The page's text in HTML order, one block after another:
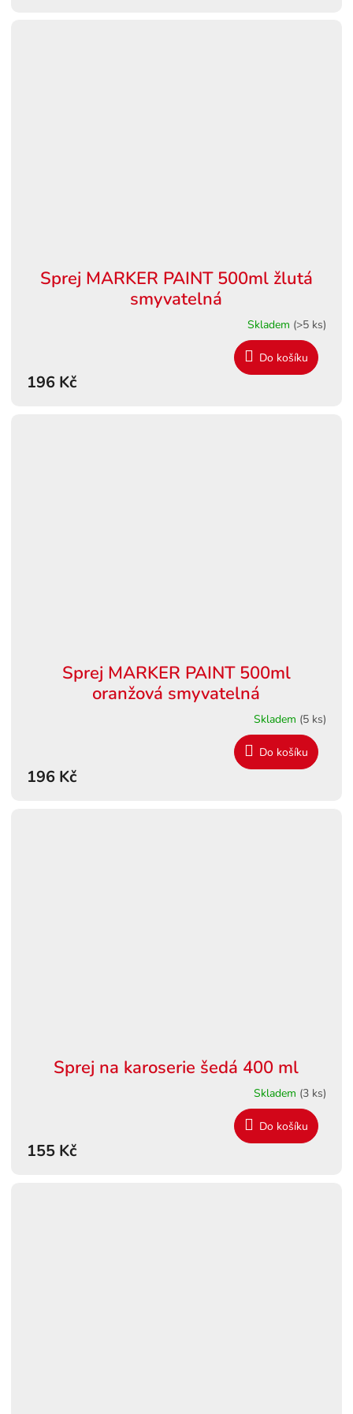
Sprej MARKER PAINT 500ml žlutá
smyvatelná
Skladem (>5 ks)
196 Kč
Do košíku
Sprej MARKER PAINT 500ml
oranžová smyvatelná
Skladem (5 ks)
196 Kč
Do košíku
Sprej na karoserie šedá 400 ml
Skladem (3 ks)
155 Kč
Do košíku